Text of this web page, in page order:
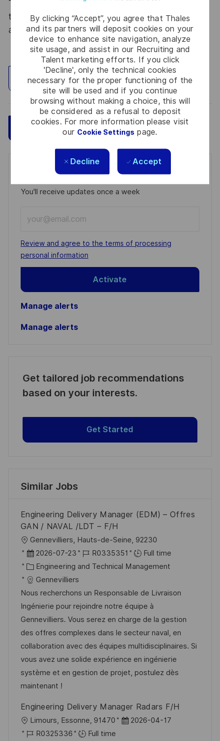
By clicking “Accept”, you agree that Thales
and its partners will deposit cookies on your
device to enhance site navigation, analyze
site usage, and assist in our Recruiting and
Talent marketing efforts. If you click
'Decline', only the technical cookies
necessary for the proper functioning of the
site will be used and if you continue
browsing without making a choice, this will
be considered as a refusal to deposit
cookies. For more information please visit
our Cookie Settings page.
Decline Accept
Thales, entreprise Handi-Engagée, reconnait
tous les talents. La diversité est notre meilleur
atout. Postulez et rejoignez nous !
Explore Location
Save
Get notified for similar jobs
You'll receive updates once a week
Email
address
(Required)
Required
Review and agree to the terms of processing
personal information
Activate
Manage alerts
Manage alerts
Get tailored job recommendations
based on your interests.
Get Started
Similar Jobs
Engineering Delivery Manager (EDM) – Offres
GAN / NAVAL /LDT – F/H
L
o
c
a
t
i
o
n
Gennevilliers, Hauts-de-Seine, 92230
P
o
s
t
e
d
D
a
t
e
2026-07-23
J
o
d
R0335351
Full time
C
a
t
e
g
o
r
y
Engineering and Technical Management
Gennevilliers
Nous recherchons un Responsable de Livraison
Ingénierie pour rejoindre notre équipe à
Gennevilliers. Vous serez en charge de la gestion
des offres complexes dans le secteur naval, en
collaboration avec des équipes multidisciplinaires. Si
vous avez une solide expérience en ingénierie
système et en gestion de projet, postulez dès
maintenant !
Engineering Delivery Manager Radars F/H
L
o
Limours, Essonne, 91470
P
2026-04-17
J
R0325336
Full time